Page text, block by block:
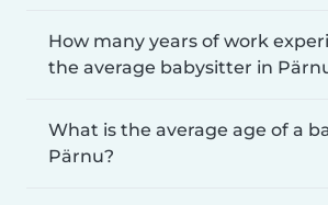
How many years of work
the average babysitter in
What is the average age of a
Pärnu?